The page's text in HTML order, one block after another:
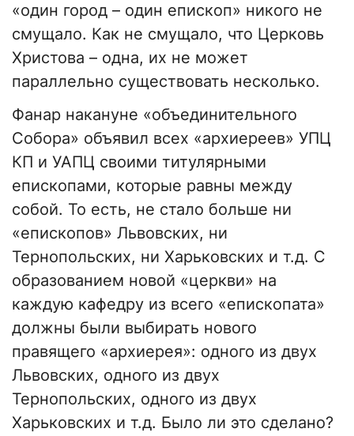
«один город – один епископ» никого не
смущало. Как не смущало, что Церковь
Христова – одна, их не может
параллельно существовать несколько.
Фанар накануне «объединительного
Собора» объявил всех «архиереев» УПЦ
КП и УАПЦ своими титулярными
епископами, которые равны между
собой. То есть, не стало больше ни
«епископов» Львовских, ни
Тернопольских, ни Харьковских и т.д. С
образованием новой «церкви» на
каждую кафедру из всего «епископата»
должны были выбирать нового
правящего «архиерея»: одного из двух
Львовских, одного из двух
Тернопольских, одного из двух
Харьковских и т.д. Было ли это сделано?